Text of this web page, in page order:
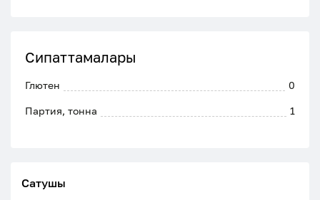
Сипаттамалары
Глютен 0
Партия, тонна 1
Сатушы